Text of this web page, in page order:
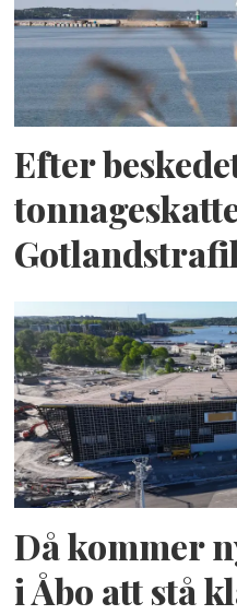
Efter
Då kommer
i Åbo att stå